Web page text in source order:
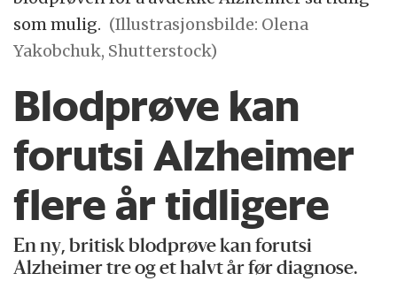
som mulig. (Illustrasjonsbilde: Olena
Yakobchuk, Shutterstock)
Blodprøve kan
forutsi Alzheimer
flere år tidligere
En ny, britisk blodprøve kan forutsi
Alzheimer tre og et halvt år før diagnose.